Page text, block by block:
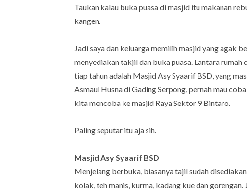
Taukan kalau buka puasa di masjid itu makanan
kangen.
Jadi saya dan keluarga memilih masjid yang agak
menyediakan takjil dan buka puasa. Lantara
tiap tahun adalah Masjid Asy Syaarif BSD, yang
Asmaul Husna di Gading Serpong, pernah mau
kita mencoba ke masjid Raya Sektor 9 Bintaro.
Paling seputar itu aja sih.
Masjid Asy Syaarif BSD
Menjelang berbuka, biasanya tajil sudah
kolak, teh manis, kurma, kadang kue dan